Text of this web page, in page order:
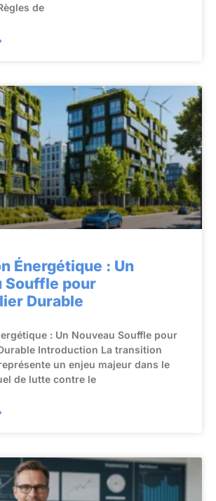
de
Énergétique : Un
Souffle pour
Durable
: Un Nouveau Souffle pour
Introduction La transition
un enjeu majeur dans le
de lutte contre le